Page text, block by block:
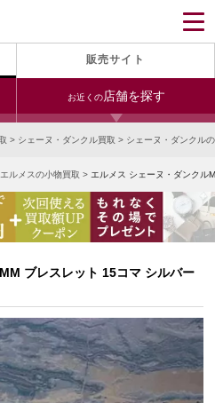
販売サイト
お近くの店舗を探す
（対応時間10:00～19:00）
買取を申し込む
宅配キットをお届けします
今すぐ電話査定
付時間 10:00～19:00
参道店 新宿東口店
東京 名古屋大須店
> シェーヌ・ダンクル買取 > シェーヌ・ダンクル
エルメスの小物買取 > エルメス シェーヌ・ダンクル
ブレスレット 15コマ シルバー